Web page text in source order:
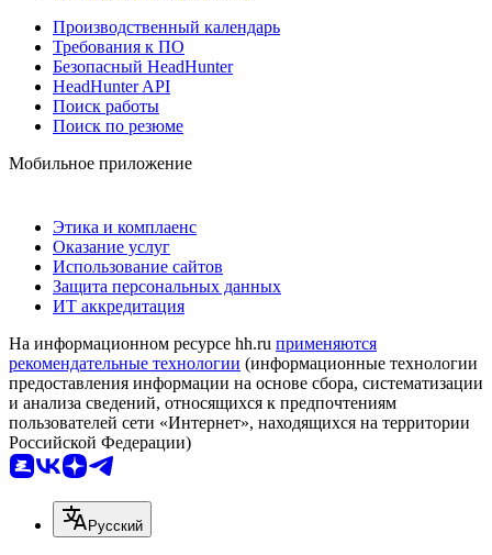
Производственный календарь
Требования к ПО
Безопасный HeadHunter
HeadHunter API
Поиск работы
Поиск по резюме
Мобильное приложение
Этика и комплаенс
Оказание услуг
Использование сайтов
Защита персональных данных
ИТ аккредитация
На информационном ресурсе hh.ru применяются
рекомендательные технологии (информационные технологии
предоставления информации на основе сбора, систематизации
и анализа сведений, относящихся к предпочтениям
пользователей сети «Интернет», находящихся на территории
Российской Федерации)
Русский